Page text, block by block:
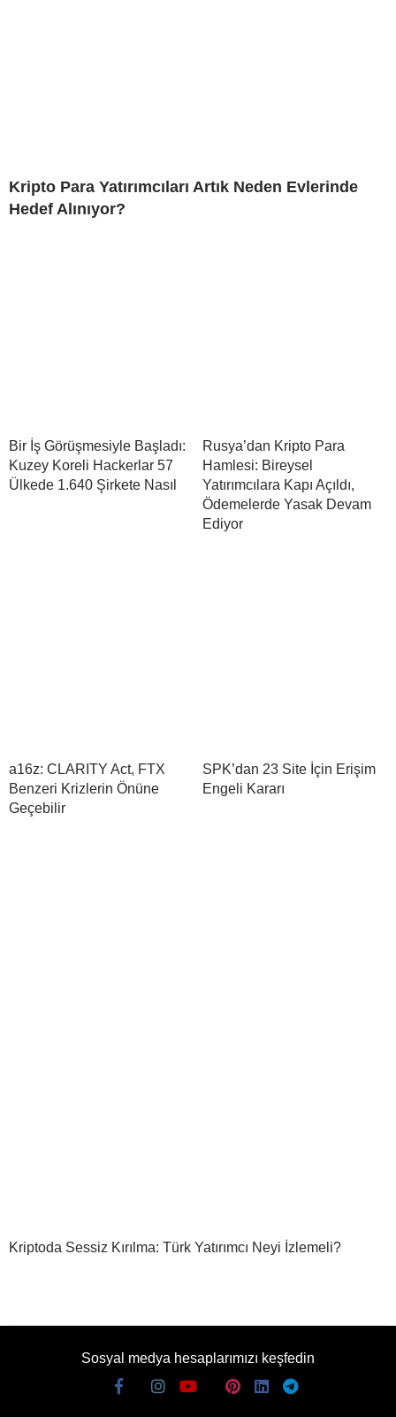
Kripto Para Yatırımcıları Artık Neden Evlerinde
Hedef Alınıyor?
Bir İş Görüşmesiyle Başladı:
Kuzey Koreli Hackerlar 57
Ülkede 1.640 Şirkete Nasıl
Rusya’dan Kripto Para
Hamlesi: Bireysel
Yatırımcılara Kapı Açıldı,
Ödemelerde Yasak Devam
Ediyor
a16z: CLARITY Act, FTX
Benzeri Krizlerin Önüne
Geçebilir
SPK’dan 23 Site İçin Erişim
Engeli Kararı
Kriptoda Sessiz Kırılma: Türk Yatırımcı Neyi İzlemeli?
Sosyal medya hesaplarımızı keşfedin